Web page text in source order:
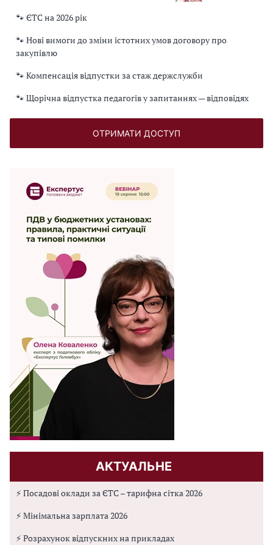
🐾 ЄТС на 2026 рік
🐾 Нові вимоги до зміни істотних умов договору про
закупівлю
🐾 Компенсація відпустки за стаж держслужби
🐾 Щорічна відпустка педагогів у запитаннях — відповідях
ОТРИМАТИ ДОСТУП
АКТУАЛЬНЕ
⚡ Посадові оклади за ЄТС – тарифна сітка 2026
⚡ Мінімальна зарплата 2026
⚡ Розрахунок відпускних на прикладах